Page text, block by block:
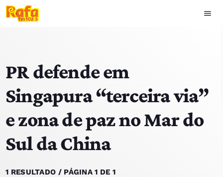
menu
play_arrow OUVIR RAFA
HOME
NOTÍCIAS
EQUIPA
PR defende em
Singapura “terceira via”
e zona de paz no Mar do
Sul da China
1 RESULTADO / PÁGINA 1 DE 1